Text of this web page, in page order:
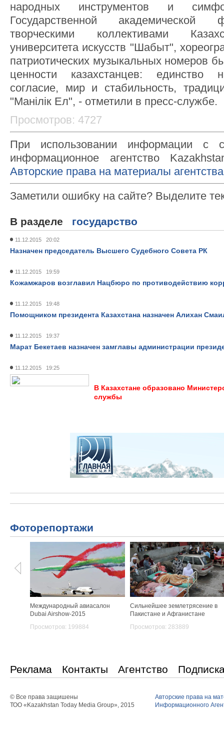
народных инструментов и
Государственной академической
творческими коллективами
университета искусств "Шабыт",
патриотических музыкальных номеров
ценности казахстанцев: единство
согласие, мир и стабильность,
"Манілік Ел", - отметили в пресс-службе.
Просмотров: 4727
При использовании информации с
информационное агентство
Авторские права на материалы
Заметили ошибку на сайте? Выделите
В разделе государство
11.12.2015 20:02
Назначен председатель Высшего Судебного Совета РК
11.12.2015 19:59
Кожамжаров возглавил Нацбюро по противодействию
11.12.2015 19:48
Помощником президента Казахстана назначен Алихан
11.12.2015 19:37
Марат Бекетаев назначен замглавы администрации
11.12.2015 19:25
В Казахстане образовано
службы
Фоторепортажи
Международный авиасалон
Dubai Airshow-2015
Просмотров: 199884
Сильнейшее землетрясение в
Пакистане и Афганистане
Просмотров: 283889
Реклама Контакты Агентство
© Все права защишены
ТОО «Kazakhstan Today Media Group», 2015
Авторские права на
Информационного